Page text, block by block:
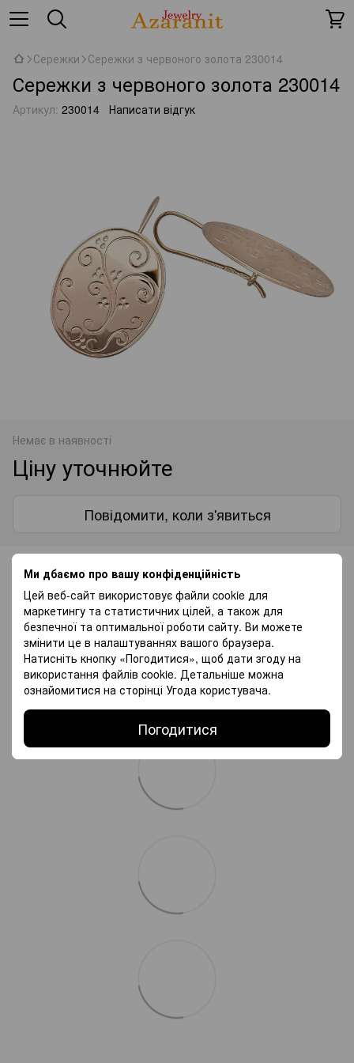
Ми дбаємо про вашу конфіденційність
Цей веб-сайт використовує файли cookie для
маркетингу та статистичних цілей, а також для
безпечної та оптимальної роботи сайту. Ви можете
змінити це в налаштуваннях вашого браузера.
Натисніть кнопку «Погодитися», щоб дати згоду на
використання файлів cookie. Детальніше можна
ознайомитися на сторінці Угода користувача.
Погодитися
Сережки Сережки з червоного золота 230014
Сережки з червоного золота 230014
Артикул: 230014 Написати відгук
Немає в наявності
Ціну уточнюйте
Повідомити, коли з'явиться
До обраного
Доставка Оплата Гарантія
Самовивіз з нашого магазину — безкоштовно.
«Нововю поштою» по Україні — за тарифами перевізника.
Більше інформації про доставку